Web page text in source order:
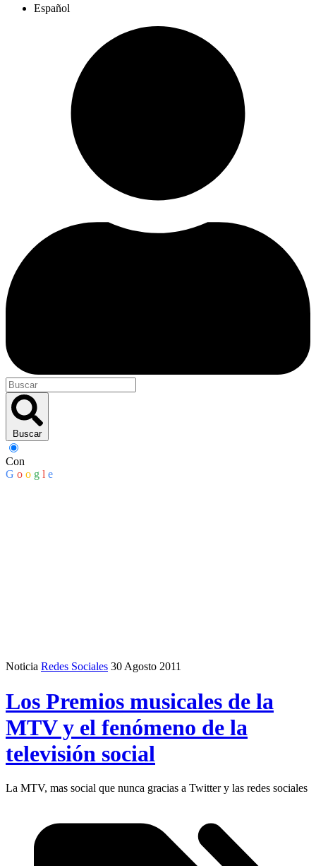
Español
Buscar
Con
G o o g l e
Noticia Redes Sociales 30 Agosto 2011
Los Premios musicales de la
MTV y el fenómeno de la
televisión social
La MTV, mas social que nunca gracias a Twitter y las redes sociales